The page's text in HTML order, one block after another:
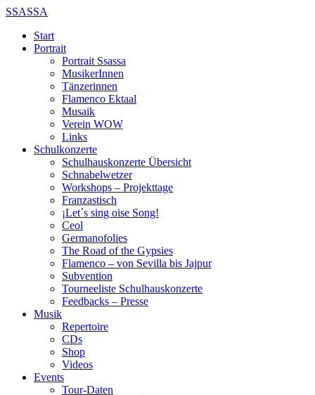
SSASSA
Start
Portrait
Portrait Ssassa
MusikerInnen
Tänzerinnen
Flamenco Ektaal
Musaik
Verein WOW
Links
Schulkonzerte
Schulhauskonzerte Übersicht
Schnabelwetzer
Workshops – Projekttage
Franzastisch
¡Let´s sing oise Song!
Ceol
Germanofolies
The Road of the Gypsies
Flamenco – von Sevilla bis Jajpur
Subvention
Tourneeliste Schulhauskonzerte
Feedbacks – Presse
Musik
Repertoire
CDs
Shop
Videos
Events
Tour-Daten